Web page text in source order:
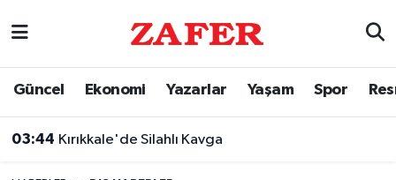
Güncel Ekonomi Yazarlar Yaşam Spor
03:44 Kırıkkale'de Silahlı Kavga
Nöbetçi Eczaneler